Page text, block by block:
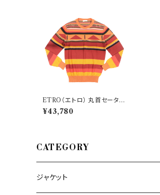
ETRO（エトロ） 丸首セーター
1M930 27259
¥43,780
CATEGORY
ジャケット